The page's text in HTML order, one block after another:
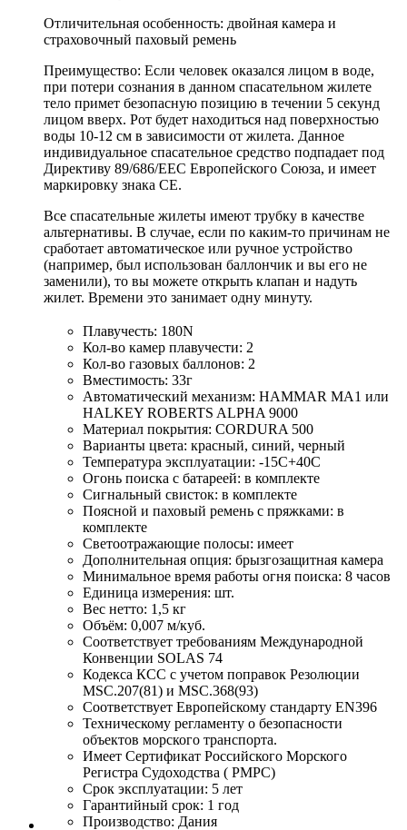
Отличительная особенность: двойная камера и
страховочный паховый ремень
Преимущество: Если человек оказался лицом в воде,
при потери сознания в данном спасательном жилете
тело примет безопасную позицию в течении 5 секунд
лицом вверх. Рот будет находиться над поверхностью
воды 10-12 см в зависимости от жилета. Данное
индивидуальное спасательное средство подпадает под
Директиву 89/686/EEC Европейского Союза, и имеет
маркировку знака СЕ.
Все спасательные жилеты имеют трубку в качестве
альтернативы. В случае, если по каким-то причинам не
сработает автоматическое или ручное устройство
(например, был использован баллончик и вы его не
заменили), то вы можете открыть клапан и надуть
жилет. Времени это занимает одну минуту.
Плавучесть: 180N
Кол-во камер плавучести: 2
Кол-во газовых баллонов: 2
Вместимость: 33г
Автоматический механизм: HAMMAR MA1 или
HALKEY ROBERTS ALPHA 9000
Материал покрытия: CORDURA 500
Варианты цвета: красный, синий, черный
Температура эксплуатации: -15С+40С
Огонь поиска с батареей: в комплекте
Сигнальный свисток: в комплекте
Поясной и паховый ремень с пряжками: в
комплекте
Светоотражающие полосы: имеет
Дополнительная опция: брызгозащитная камера
Минимальное время работы огня поиска: 8 часов
Единица измерения: шт.
Вес нетто: 1,5 кг
Объём: 0,007 м/куб.
Соответствует требованиям Международной
Конвенции SOLAS 74
Кодекса КСС с учетом поправок Резолюции
MSC.207(81) и MSC.368(93)
Соответствует Европейскому стандарту ЕN396
Техническому регламенту о безопасности
объектов морского транспорта.
Имеет Сертификат Российского Морского
Регистра Судоходства ( РМРС)
Срок эксплуатации: 5 лет
Гарантийный срок: 1 год
Производство: Дания